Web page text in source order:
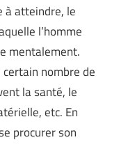
à atteindre, le
l’homme
mentalement.
nombre de
la santé, le
etc. En
procurer son